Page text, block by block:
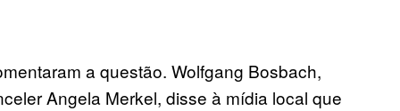
a questão. Wolfgang Bosbach,
Angela Merkel, disse à mídia local que